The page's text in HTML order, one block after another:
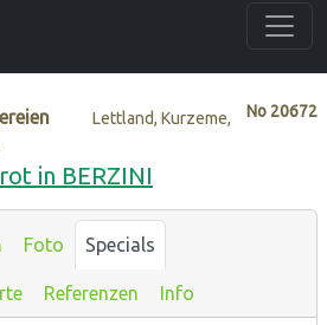
No 20672
Lettland, Kurzeme,
in BERZINI
Foto Specials
Referenzen Info